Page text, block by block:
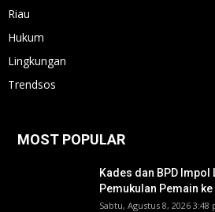
Riau
Hukum
Lingkungan
Trendsos
MOST POPULAR
Kades dan BPD Impol
Pemukulan Pemain
Sabtu, Agustus 8, 2026 3:48